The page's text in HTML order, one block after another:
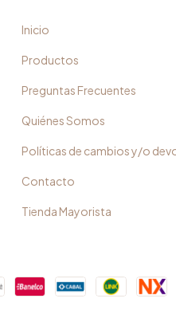
Inicio
Productos
Preguntas Frecuentes
Quiénes Somos
Políticas de cambios y/o
Contacto
Tienda Mayorista